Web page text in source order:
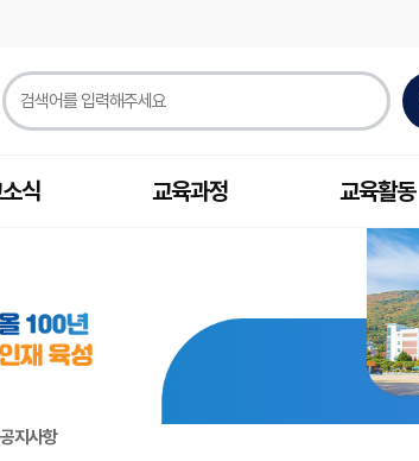
식 교육과정 교육활동
공지사항